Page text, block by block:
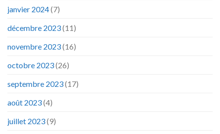
janvier 2024(7)
décembre 2023(11)
novembre 2023(16)
octobre 2023(26)
septembre 2023(17)
août 2023(4)
juillet 2023(9)